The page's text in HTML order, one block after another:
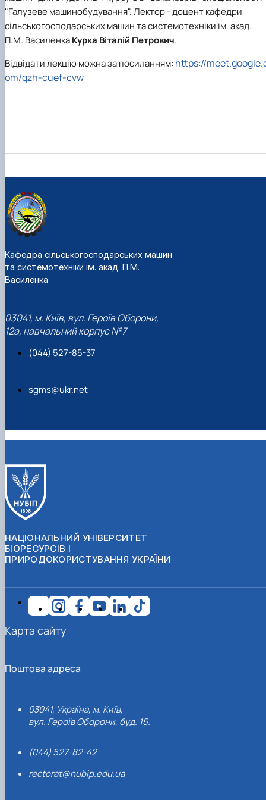
Карлаш Олександр Петрович
Гаркуша Наталія Миколаївна
Кіру Валентина Василівна
Ямков Олександр Володимирович
Тихий Олександр Іванович
"Галузеве машинобудування". Лектор - доцент кафедри
сільськогосподарських машин та системотехніки ім. акад.
П.М. ВасиленкаКурка Віталій Петрович.
Відвідати лекцію можна за посиланням: https://
om/qzh-cuef-cvw
Кафедра сільськогосподарських машин
та системотехніки ім. акад. П.М.
Василенка
03041, м. Київ, вул. Героїв Оборони,
12а, навчальний корпус №7
(044) 527-85-37
sgms@ukr.net
НАЦІОНАЛЬНИЙ УНІВЕРСИТЕТ
БІОРЕСУРСІВ І
ПРИРОДОКОРИСТУВАННЯ УКРАЇНИ
Поштова адреса
03041, Україна, м. Київ,
вул. Героїв Оборони, буд. 15.
(044) 527-82-42
rectorat@nubip.edu.ua
Карта сайту